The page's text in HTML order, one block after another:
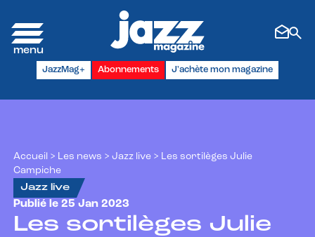
JazzMag+ Abonnements J'achète mon magazine
Accueil > Les news > Jazz live > Les sortilèges Julie
Campiche
Jazz live
Publié le 25 Jan 2023
Les sortilèges Julie